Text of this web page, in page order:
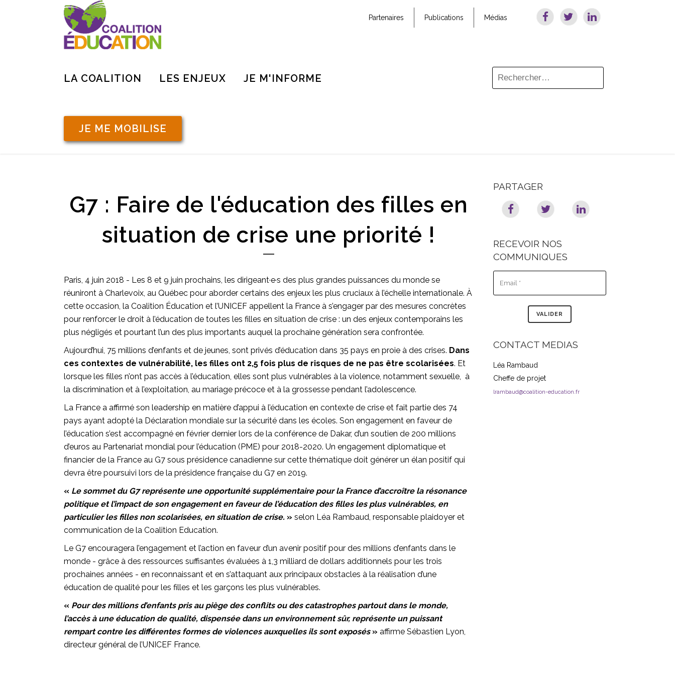
Partenaires Publications Médias
LA COALITION LES ENJEUX JE M'INFORME
JE ME MOBILISE
G7 : Faire de l'éducation des filles en
situation de crise une priorité !
Paris, 4 juin 2018 - Les 8 et 9 juin prochains, les dirigeant·e·s des plus grandes puissances du monde se
réuniront à Charlevoix, au Québec pour aborder certains des enjeux les plus cruciaux à l’échelle internationale. À
cette occasion, la Coalition Éducation et l’UNICEF appellent la France à s’engager par des mesures concrètes
pour renforcer le droit à l’éducation de toutes les filles en situation de crise : un des enjeux contemporains les
plus négligés et pourtant l’un des plus importants auquel la prochaine génération sera confrontée.
Aujourd’hui, 75 millions d’enfants et de jeunes, sont privés d’éducation dans 35 pays en proie à des crises. Dans
ces contextes de vulnérabilité, les filles ont 2,5 fois plus de risques de ne pas être scolarisées. Et
lorsque les filles n’ont pas accès à l’éducation, elles sont plus vulnérables à la violence, notamment sexuelle, à
la discrimination et à l’exploitation, au mariage précoce et à la grossesse pendant l’adolescence.
La France a affirmé son leadership en matière d’appui à l’éducation en contexte de crise et fait partie des 74
pays ayant adopté la Déclaration mondiale sur la sécurité dans les écoles. Son engagement en faveur de
l’éducation s’est accompagné en février dernier lors de la conférence de Dakar, d’un soutien de 200 millions
d’euros au Partenariat mondial pour l’éducation (PME) pour 2018-2020. Un engagement diplomatique et
financier de la France au G7 sous présidence canadienne sur cette thématique doit générer un élan positif qui
devra être poursuivi lors de la présidence française du G7 en 2019.
« Le sommet du G7 représente une opportunité supplémentaire pour la France d’accroître la résonance
politique et l’impact de son engagement en faveur de l’éducation des filles les plus vulnérables, en
particulier les filles non scolarisées, en situation de crise. » selon Léa Rambaud, responsable plaidoyer et
communication de la Coalition Education.
Le G7 encouragera l’engagement et l’action en faveur d’un avenir positif pour des millions d’enfants dans le
monde - grâce à des ressources suffisantes évaluées à 1,3 milliard de dollars additionnels pour les trois
prochaines années - en reconnaissant et en s’attaquant aux principaux obstacles à la réalisation d’une
éducation de qualité pour les filles et les garçons les plus vulnérables.
« Pour des millions d’enfants pris au piège des conflits ou des catastrophes partout dans le monde,
l’accès à une éducation de qualité, dispensée dans un environnement sûr, représente un puissant
rempart contre les différentes formes de violences auxquelles ils sont exposés» affirme Sébastien Lyon,
directeur général de l’UNICEF France.
PARTAGER
RECEVOIR NOS
COMMUNIQUES
CONTACT MEDIAS
Léa Rambaud
Cheffe de projet
lrambaud@coalition-education.fr